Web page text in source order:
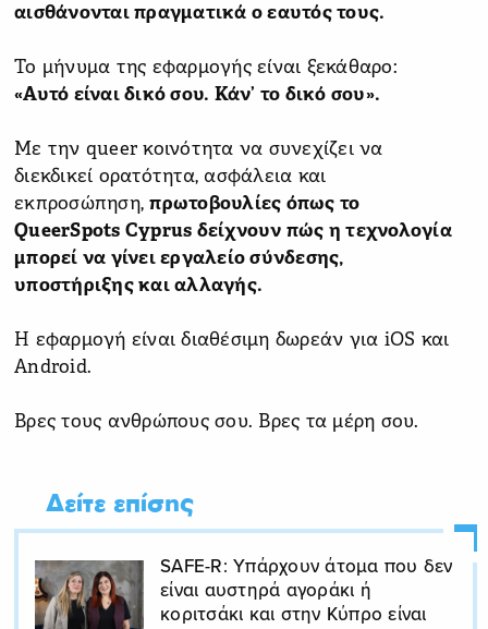
αισθάνονται πραγματικά ο εαυτός τους.
Το μήνυμα της εφαρμογής είναι ξεκάθαρο:
«Αυτό είναι δικό σου. Κάν’ το δικό σου».
Με την queer κοινότητα να συνεχίζει να
διεκδικεί ορατότητα, ασφάλεια και
εκπροσώπηση,πρωτοβουλίες όπως το
QueerSpots Cyprus δείχνουν πώς η τεχνολογία
μπορεί να γίνει εργαλείο σύνδεσης,
υποστήριξης και αλλαγής.
Η εφαρμογή είναι διαθέσιμη δωρεάν για iOS και
Android.
Βρες τους ανθρώπους σου. Βρες τα μέρη σου.
Δείτε επίσης
SAFE-R: Υπάρχουν άτομα που δεν
είναι αυστηρά αγοράκι ή
κοριτσάκι και στην Κύπρο είναι